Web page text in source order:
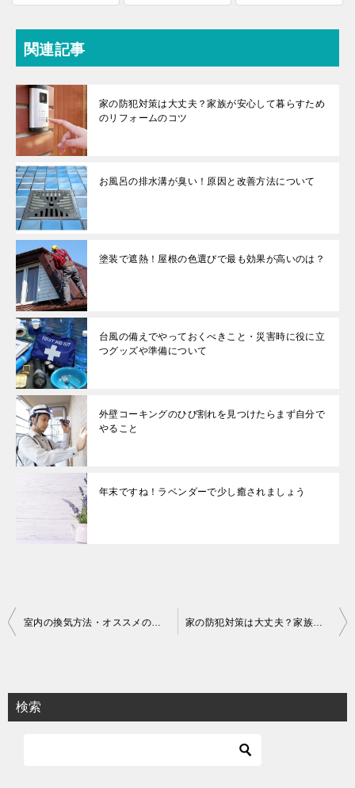
関連記事
家の防犯対策は大丈夫？家族が安心して暮らすため
のリフォームのコツ
お風呂の排水溝が臭い！原因と改善方法について
塗装で遮熱！屋根の色選びで最も効果が高いのは？
台風の備えでやっておくべきこと・災害時に役に立
つグッズや準備について
外壁コーキングのひび割れを見つけたらまず自分で
やること
年末ですね！ラベンダーで少し癒されましょう
投
ビ
ゲ
室内の換気方法・オススメの改善ポイントについて 家の防犯対策は大丈夫？家族が安心して暮らすためのリフォームのコツ
検索